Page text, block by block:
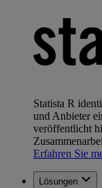
Statista R
und Anbieter
veröffentlicht
Erfahren Sie
Lösungen